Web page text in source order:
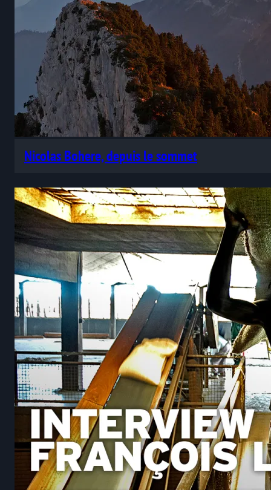
Nicolas Bohere, depuis le sommet